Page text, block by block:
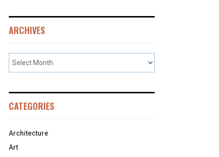
ARCHIVES
CATEGORIES
Architecture
Art